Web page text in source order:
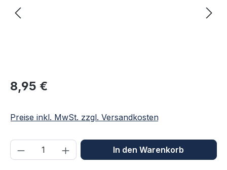
Regulärer Preis:
8,95 €
Preise inkl. MwSt. zzgl. Versandkosten
Produkt Anzahl: Gib denIn den Warenkorb